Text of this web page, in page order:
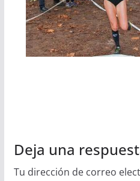
Deja una
Tu dirección de correo